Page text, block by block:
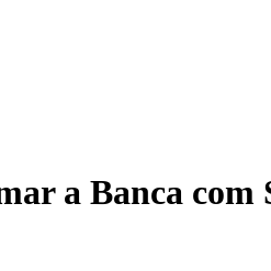
a Banca com